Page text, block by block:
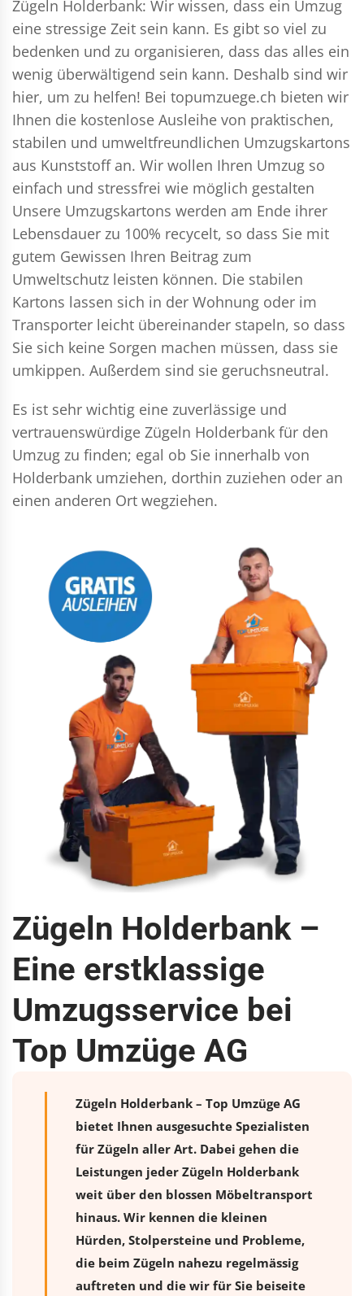
Zügeln Holderbank: Wir wissen, dass ein Umzug
eine stressige Zeit sein kann. Es gibt so viel zu
bedenken und zu organisieren, dass das alles ein
wenig überwältigend sein kann. Deshalb sind wir
hier, um zu helfen! Bei topumzuege.ch bieten wir
Ihnen die kostenlose Ausleihe von praktischen,
stabilen und umweltfreundlichen Umzugskartons
aus Kunststoff an. Wir wollen Ihren Umzug so
einfach und stressfrei wie möglich gestalten
Unsere Umzugskartons werden am Ende ihrer
Lebensdauer zu 100% recycelt, so dass Sie mit
gutem Gewissen Ihren Beitrag zum
Umweltschutz leisten können. Die stabilen
Kartons lassen sich in der Wohnung oder im
Transporter leicht übereinander stapeln, so dass
Sie sich keine Sorgen machen müssen, dass sie
umkippen. Außerdem sind sie geruchsneutral.
Es ist sehr wichtig eine zuverlässige und
vertrauenswürdige Zügeln Holderbank für den
Umzug zu finden; egal ob Sie innerhalb von
Holderbank umziehen, dorthin zuziehen oder an
einen anderen Ort wegziehen.
Zügeln Holderbank –
Eine erstklassige
Umzugsservice bei
Top Umzüge AG
Zügeln Holderbank – Top Umzüge AG
bietet Ihnen ausgesuchte Spezialisten
für Zügeln aller Art. Dabei gehen die
Leistungen jeder Zügeln Holderbank
weit über den blossen Möbeltransport
hinaus. Wir kennen die kleinen
Hürden, Stolpersteine und Probleme,
die beim Zügeln nahezu regelmässig
auftreten und die wir für Sie beiseite